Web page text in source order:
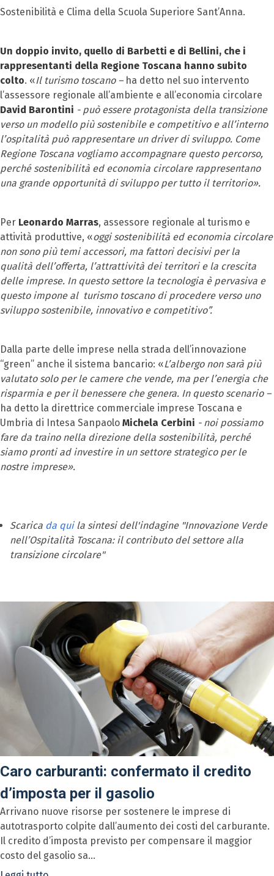
Sostenibilità e Clima della Scuola Superiore Sant’Anna.
Un doppio invito, quello di Barbetti e di Bellini, che i
rappresentanti della Regione Toscana hanno subito
colto. «Il turismo toscano – ha detto nel suo intervento
l’assessore regionale all’ambiente e all’economia circolare
David Barontini - può essere protagonista della transizione
verso un modello più sostenibile e competitivo e all’interno
l’ospitalità può rappresentare un driver di sviluppo. Come
Regione Toscana vogliamo accompagnare questo percorso,
perché sostenibilità ed economia circolare rappresentano
una grande opportunità di sviluppo per tutto il territorio».
Per Leonardo Marras, assessore regionale al turismo e
attività produttive, «oggi sostenibilità ed economia circolare
non sono più temi accessori, ma fattori decisivi per la
qualità dell’offerta, l’attrattività dei territori e la crescita
delle imprese. In questo settore la tecnologia è pervasiva e
questo impone al turismo toscano di procedere verso uno
sviluppo sostenibile, innovativo e competitivo”.
Dalla parte delle imprese nella strada dell’innovazione
“green” anche il sistema bancario: «L’albergo non sarà più
valutato solo per le camere che vende, ma per l’energia che
risparmia e per il benessere che genera. In questo scenario –
ha detto la direttrice commerciale imprese Toscana e
Umbria di Intesa Sanpaolo Michela Cerbini - noi possiamo
fare da traino nella direzione della sostenibilità, perché
siamo pronti ad investire in un settore strategico per le
nostre imprese».
Scarica da quila sintesi dell'indagine "Innovazione Verde
nell’Ospitalità Toscana: il contributo del settore alla
transizione circolare"
Caro carburanti: confermato il credito
d’imposta per il gasolio
Arrivano nuove risorse per sostenere le imprese di
autotrasporto colpite dall’aumento dei costi del carburante.
Il credito d’imposta previsto per compensare il maggior
costo del gasolio sa...